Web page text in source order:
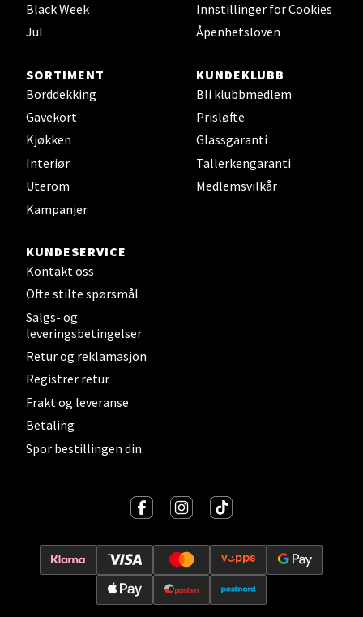
Black Week
Jul
Innstillinger for Cookies
Åpenhetsloven
SORTIMENT
Borddekking
Gavekort
Kjøkken
Interiør
Uterom
Kampanjer
KUNDEKLUBB
Bli klubbmedlem
Prisløfte
Glassgaranti
Tallerkengaranti
Medlemsvilkår
KUNDESERVICE
Kontakt oss
Ofte stilte spørsmål
Salgs- og
leveringsbetingelser
Retur og reklamasjon
Registrer retur
Frakt og leveranse
Betaling
Spor bestillingen din
Vitaminveien 7 - 9, 0485 Oslo
Åpent i dag 10-21
0 i butikk
Lillehammer - Strandtorget
Strandtorget, 2609 Lillehammer
Åpent i dag 09-20
0 i butikk
Støperivn. 5, 2010 Strømmen
0 i butikk